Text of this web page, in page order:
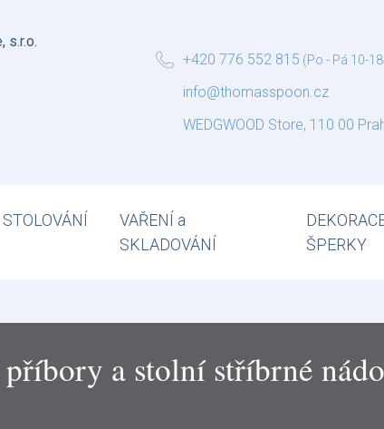
+420 776 552 815 (Po - Pá 10-
info@thomasspoon.cz
WEDGWOOD Store, 110 00
STOLOVÁNÍ
VAŘENÍ a
SKLADOVÁNÍ
ŠPERKY
a stolní stříbrné